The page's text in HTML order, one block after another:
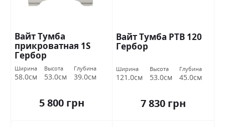
Вайт Тумба
прикроватная 1S
Гербор
Ширина
58.0см
Высота
53.0см
Глубина
39.0см
5 800 грн
Вайт Тумба РТВ 120
Гербор
Ширина
121.0см
Высота
53.0см
Глубина
45.0см
7 830 грн